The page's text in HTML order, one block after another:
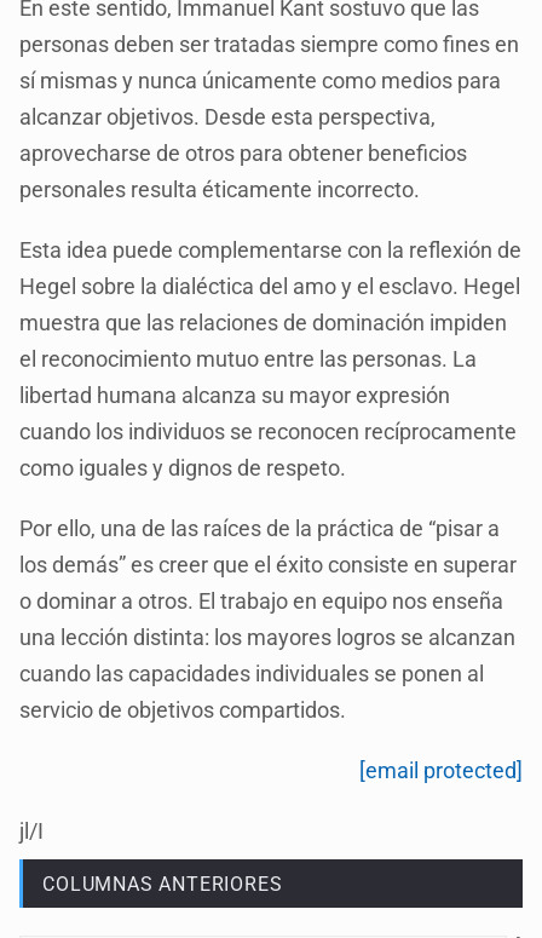
En este sentido, Immanuel Kant sostuvo que las
personas deben ser tratadas siempre como fines en
sí mismas y nunca únicamente como medios para
alcanzar objetivos. Desde esta perspectiva,
aprovecharse de otros para obtener beneficios
personales resulta éticamente incorrecto.
Esta idea puede complementarse con la reflexión de
Hegel sobre la dialéctica del amo y el esclavo. Hegel
muestra que las relaciones de dominación impiden
el reconocimiento mutuo entre las personas. La
libertad humana alcanza su mayor expresión
cuando los individuos se reconocen recíprocamente
como iguales y dignos de respeto.
Por ello, una de las raíces de la práctica de “pisar a
los demás” es creer que el éxito consiste en superar
o dominar a otros. El trabajo en equipo nos enseña
una lección distinta: los mayores logros se alcanzan
cuando las capacidades individuales se ponen al
servicio de objetivos compartidos.
[email protected]
jl/I
COLUMNAS ANTERIORES